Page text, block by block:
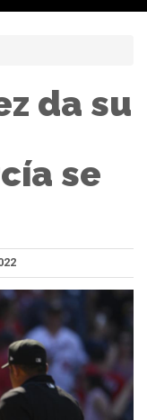
da su
se